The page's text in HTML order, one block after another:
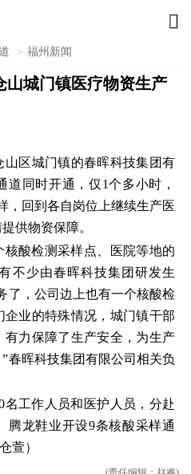

> 福州新闻
山城门镇医疗物资生产
山区城门镇的春晖科技集团有
道同时开通，仅1个多小时，
，回到各自岗位上继续生产医
供物资保障。
核酸检测采样点、医院等地的
不少由春晖科技集团研发生
了，公司边上也有一个核酸检
业的特殊情况，城门镇干部
有力保障了生产安全，为生产
春晖科技集团有限公司相关负
名工作人员和医护人员，分赴
腾龙鞋业开设9条核酸采样通
萱）